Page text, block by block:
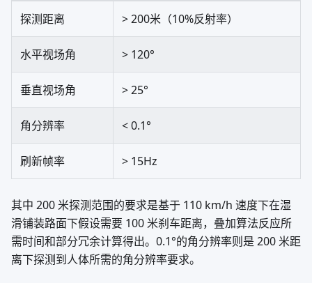
探测距离 > 200米（10%反射率）
水平视场角 > 120°
垂直视场角 > 25°
角分辨率 < 0.1°
刷新帧率 > 15Hz
其中 200 米探测范围的要求是基于 110 km/h 速度下在湿
滑铺装路面下假设需要 100 米刹车距离，叠加算法反应所
需时间和部分冗余计算得出。0.1°的角分辨率则是 200 米距
离下探测到人体所需的角分辨率要求。